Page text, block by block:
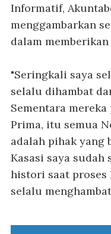
Informatif,
menggambarkan
dalam
"Seringkali saya
selalu dihambat
Sementara
Prima, itu semua
adalah pihak yang
Kasasi saya sudah
histori saat proses
selalu